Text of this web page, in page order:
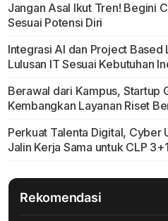
Jangan Asal Ikut Tren! Begini
Sesuai Potensi Diri
Integrasi AI dan Project
Lulusan IT Sesuai Kebutuhan
Berawal dari Kampus, Startup
Kembangkan Layanan Riset
Perkuat Talenta Digital, Cyber
Jalin Kerja Sama untuk CLP 3+1
Rekomendasi